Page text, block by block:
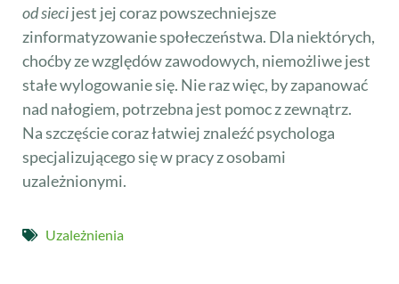
od siecijest jej coraz powszechniejsze
zinformatyzowanie społeczeństwa. Dla niektórych,
choćby ze względów zawodowych, niemożliwe jest
stałe wylogowanie się. Nie raz więc, by zapanować
nad nałogiem, potrzebna jest pomoc z zewnątrz.
Na szczęście coraz łatwiej znaleźć psychologa
specjalizującego się w pracy z osobami
uzależnionymi.
Uzależnienia